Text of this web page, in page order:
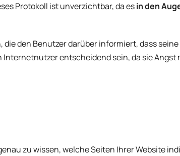
Protokoll ist unverzichtbar, da esin den
die den Benutzer darüber informiert, dass seine
entscheidend sein, da sie Angst
zu wissen, welche Seiten Ihrer Website